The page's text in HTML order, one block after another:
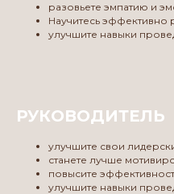
разовьете эмпатию и
Научитесь эффективно
улучшите навыки
РУКОВОДИТЕЛЬ
улучшите свои
станете лучше
повысите
улучшите навыки